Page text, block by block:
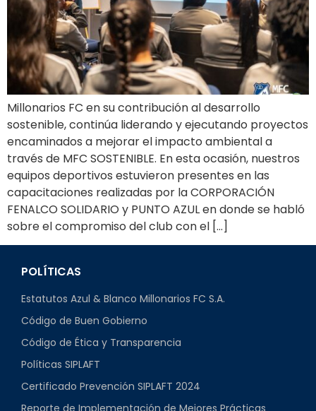
Millonarios FC en su contribución al desarrollo
sostenible, continúa liderando y ejecutando proyectos
encaminados a mejorar el impacto ambiental a
través de MFC SOSTENIBLE. En esta ocasión, nuestros
equipos deportivos estuvieron presentes en las
capacitaciones realizadas por la CORPORACIÓN
FENALCO SOLIDARIO y PUNTO AZUL en donde se habló
sobre el compromiso del club con el […]
POLÍTICAS
Estatutos Azul & Blanco Millonarios FC S.A.
Código de Buen Gobierno
Código de Ética y Transparencia
Políticas SIPLAFT
Certificado Prevención SIPLAFT 2024